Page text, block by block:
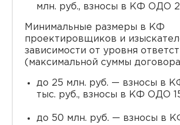
млн. руб., взносы в КФ ОДО
Минимальные размеры в КФ
проектировщиков и
зависимости от уровня
(максимальной суммы
до 25 млн. руб. — взносы в
тыс. руб., взносы в КФ ОДО
до 50 млн. руб. — взносы в